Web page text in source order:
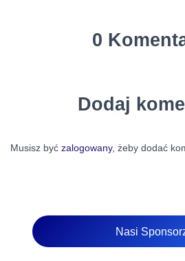
0
Dodaj
Musisz być zalogowany, żeby dodać
Nasi